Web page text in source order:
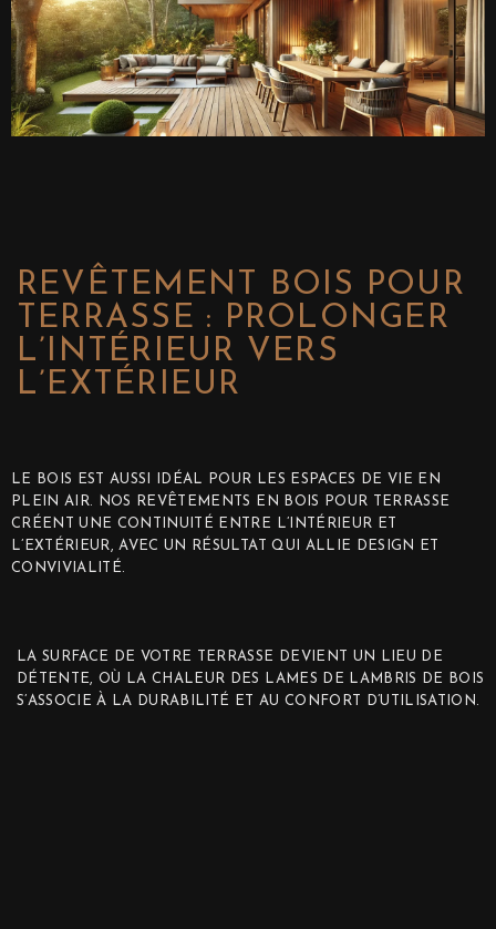
REVÊTEMENT BOIS POUR
TERRASSE : PROLONGER
L’INTÉRIEUR VERS
L’EXTÉRIEUR
LE BOIS EST AUSSI IDÉAL POUR LES ESPACES DE VIE EN
PLEIN AIR. NOS REVÊTEMENTS EN BOIS POUR TERRASSE
CRÉENT UNE CONTINUITÉ ENTRE L’INTÉRIEUR ET
L’EXTÉRIEUR, AVEC UN RÉSULTAT QUI ALLIE DESIGN ET
CONVIVIALITÉ.
LA SURFACE DE VOTRE TERRASSE DEVIENT UN LIEU DE
DÉTENTE, OÙ LA CHALEUR DES LAMES DE LAMBRIS DE BOIS
S’ASSOCIE À LA DURABILITÉ ET AU CONFORT D’UTILISATION.